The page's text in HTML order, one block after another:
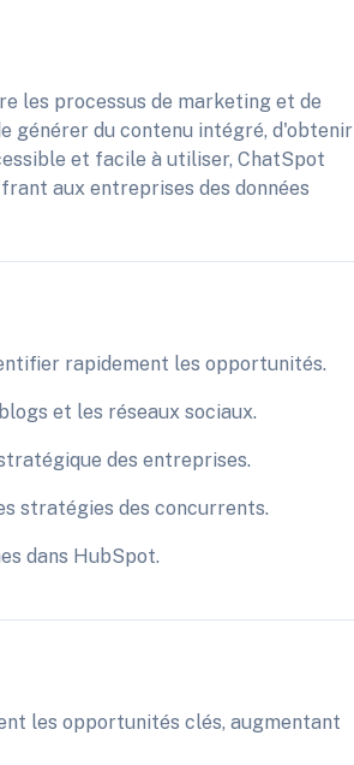
les processus de marketing et de
générer du contenu intégré, d'obtenir
et facile à utiliser, ChatSpot
aux entreprises des données
rapidement les opportunités.
et les réseaux sociaux.
des entreprises.
stratégies des concurrents.
dans HubSpot.
les opportunités clés, augmentant